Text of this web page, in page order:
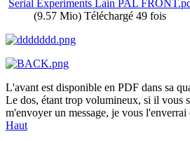
Serial Experiments Lain PAL
(9.57 Mio) Téléchargé 49 fois
L'avant est disponible en PDF dans sa
Le dos, étant trop volumineux, si il vous
m'envoyer un message, je vous
Haut